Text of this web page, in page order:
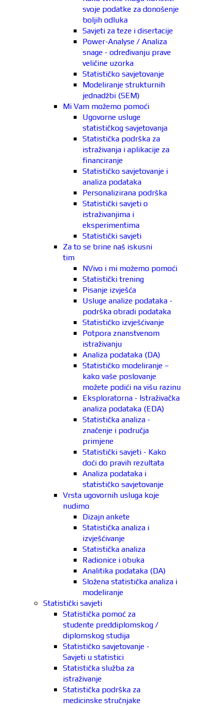
svoje podatke za donošenje
boljih odluka
Savjeti za teze i disertacije
Power-Analyse / Analiza
snage - određivanju prave
veličine uzorka
Statističko savjetovanje
Modeliranje strukturnih
jednadžbi (SEM)
Mi Vam možemo pomoći
Ugovorne usluge
statističkog savjetovanja
Statistička podrška za
istraživanja i aplikacije za
financiranje
Statističko savjetovanje i
analiza podataka
Personalizirana podrška
Statistički savjeti o
istraživanjima i
eksperimentima
Statistički savjeti
Za to se brine naš iskusni
tim
NVivo i mi možemo pomoći
Statistički trening
Pisanje izvješća
Usluge analize podataka -
podrška obradi podataka
Statističko izvješćivanje
Potpora znanstvenom
istraživanju
Analiza podataka (DA)
Statističko modeliranje –
kako vaše poslovanje
možete podići na višu razinu
Eksploratorna - Istraživačka
analiza podataka (EDA)
Statistička analiza -
značenje i područja
primjene
Statistički savjeti - Kako
doći do pravih rezultata
Analiza podataka i
statističko savjetovanje
Vrsta ugovornih usluga koje
nudimo
Dizajn ankete
Statistička analiza i
izvješćivanje
Statistička analiza
Radionice i obuka
Analitika podataka (DA)
Složena statistička analiza i
modeliranje
Statistički savjeti
Statistička pomoć za
studente preddiplomskog /
diplomskog studija
Statističko savjetovanje -
Savjeti u statistici
Statistička služba za
istraživanje
Statistička podrška za
medicinske stručnjake